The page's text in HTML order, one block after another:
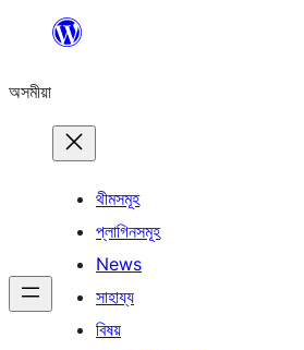
বিষয়বস্তুলৈ
অসমীয়া
থীমসমূহ
প্লাগিনসমূহ
News
সাহায্য
বিষয়